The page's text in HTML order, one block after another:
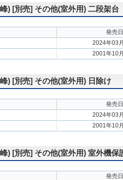
) [別売] その他(室外用) 二段架台
発売日
2024年03
2001年10
) [別売] その他(室外用) 日除け
発売日
2024年03
2001年10
) [別売] その他(室外用) 室外機保
発売日